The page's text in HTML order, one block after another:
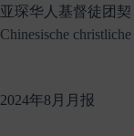
Skip
content
亚琛华人基督徒团契
Chinesische
2024年8月月报